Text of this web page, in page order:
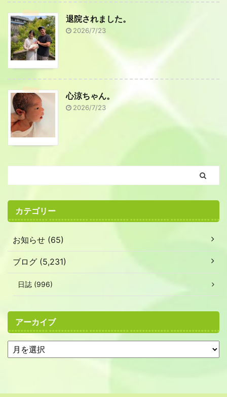
退院されました。
2026/7/23
心涼ちゃん。
2026/7/23
カテゴリー
お知らせ (65)
ブログ (5,231)
日誌 (996)
アーカイブ